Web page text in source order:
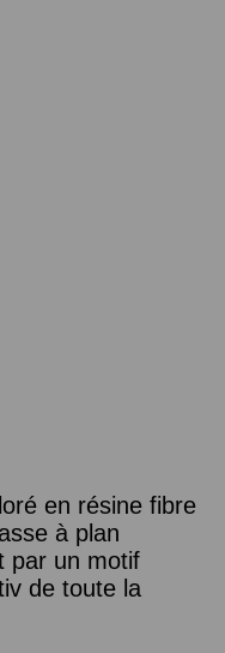
en résine fibre
à plan
par un motif
de toute la